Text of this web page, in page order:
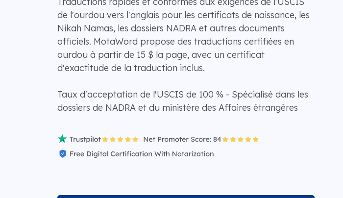
de l'ourdou vers l'anglais pour les certificats de naissance, les
Nikah Namas, les dossiers NADRA et autres documents
officiels. MotaWord propose des traductions certifiées en
ourdou à partir de 15 $ la page, avec un certificat
d'exactitude de la traduction inclus.
Taux d'acceptation de l'USCIS de 100 % - Spécialisé dans les
dossiers de NADRA et du ministère des Affaires étrangères